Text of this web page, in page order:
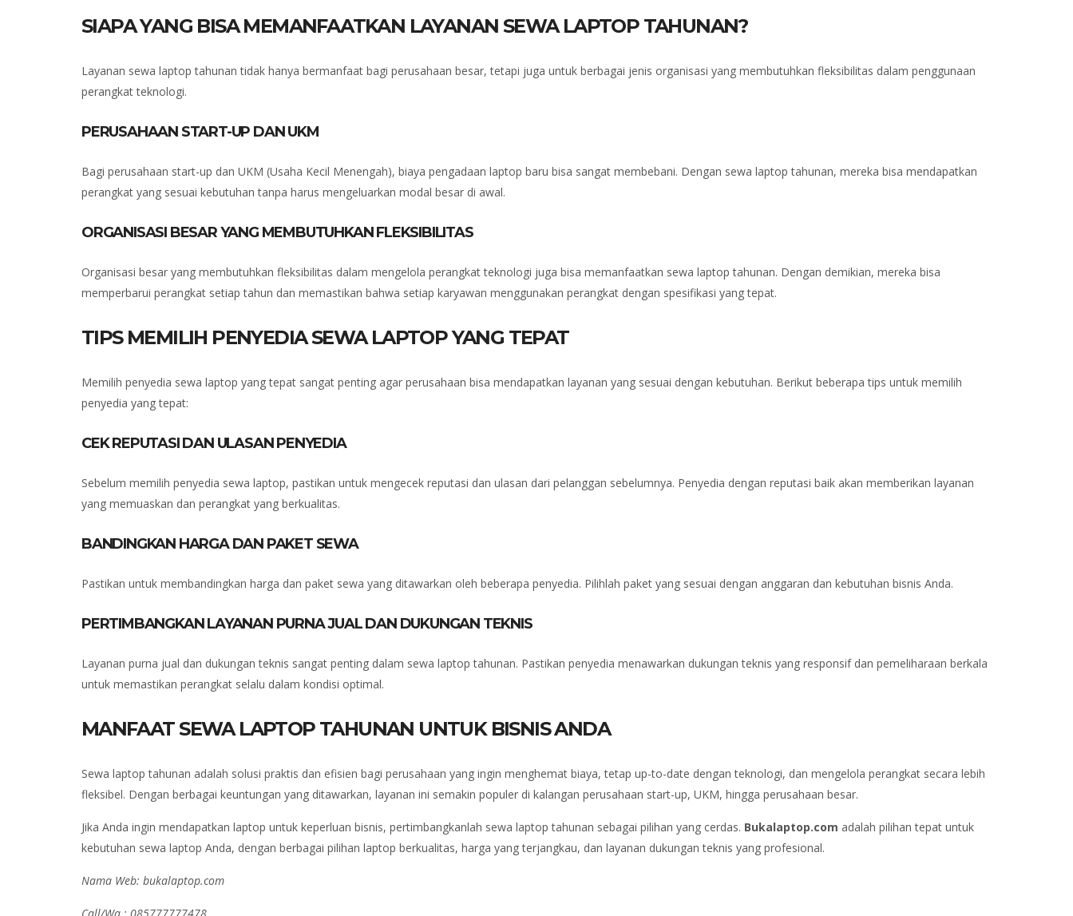
SIAPA YANG BISA MEMANFAATKAN LAYANAN SEWA LAPTOP TAHUNAN?
Layanan sewa laptop tahunan tidak hanya bermanfaat bagi perusahaan besar, tetapi juga untuk berbagai jenis organisasi yang membutuhkan fleksibilitas dalam penggunaan
perangkat teknologi.
PERUSAHAAN START-UP DAN UKM
Bagi perusahaan start-up dan UKM (Usaha Kecil Menengah), biaya pengadaan laptop baru bisa sangat membebani. Dengan sewa laptop tahunan, mereka bisa mendapatkan
perangkat yang sesuai kebutuhan tanpa harus mengeluarkan modal besar di awal.
ORGANISASI BESAR YANG MEMBUTUHKAN FLEKSIBILITAS
Organisasi besar yang membutuhkan fleksibilitas dalam mengelola perangkat teknologi juga bisa memanfaatkan sewa laptop tahunan. Dengan demikian, mereka bisa
memperbarui perangkat setiap tahun dan memastikan bahwa setiap karyawan menggunakan perangkat dengan spesifikasi yang tepat.
TIPS MEMILIH PENYEDIA SEWA LAPTOP YANG TEPAT
Memilih penyedia sewa laptop yang tepat sangat penting agar perusahaan bisa mendapatkan layanan yang sesuai dengan kebutuhan. Berikut beberapa tips untuk memilih
penyedia yang tepat:
CEK REPUTASI DAN ULASAN PENYEDIA
Sebelum memilih penyedia sewa laptop, pastikan untuk mengecek reputasi dan ulasan dari pelanggan sebelumnya. Penyedia dengan reputasi baik akan memberikan layanan
yang memuaskan dan perangkat yang berkualitas.
BANDINGKAN HARGA DAN PAKET SEWA
Pastikan untuk membandingkan harga dan paket sewa yang ditawarkan oleh beberapa penyedia. Pilihlah paket yang sesuai dengan anggaran dan kebutuhan bisnis Anda.
PERTIMBANGKAN LAYANAN PURNA JUAL DAN DUKUNGAN TEKNIS
Layanan purna jual dan dukungan teknis sangat penting dalam sewa laptop tahunan. Pastikan penyedia menawarkan dukungan teknis yang responsif dan pemeliharaan berkala
untuk memastikan perangkat selalu dalam kondisi optimal.
MANFAAT SEWA LAPTOP TAHUNAN UNTUK BISNIS ANDA
Sewa laptop tahunan adalah solusi praktis dan efisien bagi perusahaan yang ingin menghemat biaya, tetap up-to-date dengan teknologi, dan mengelola perangkat secara lebih
fleksibel. Dengan berbagai keuntungan yang ditawarkan, layanan ini semakin populer di kalangan perusahaan start-up, UKM, hingga perusahaan besar.
Jika Anda ingin mendapatkan laptop untuk keperluan bisnis, pertimbangkanlah sewa laptop tahunan sebagai pilihan yang cerdas. Bukalaptop.com adalah pilihan tepat untuk
kebutuhan sewa laptop Anda, dengan berbagai pilihan laptop berkualitas, harga yang terjangkau, dan layanan dukungan teknis yang profesional.
Nama Web: bukalaptop.com